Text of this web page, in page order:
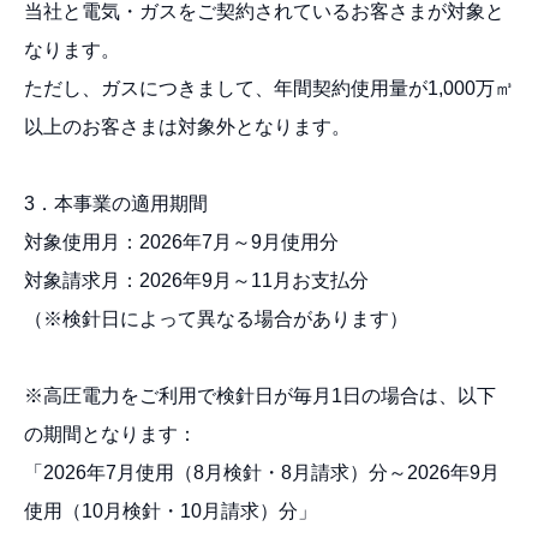
当社と電気・ガスをご契約されているお客さまが対象と
なります。
ただし、ガスにつきまして、年間契約使用量が1,000万㎥
以上のお客さまは対象外となります。
3．本事業の適用期間
対象使用月：2026年7月～9月使用分
対象請求月：2026年9月～11月お支払分
（※検針日によって異なる場合があります）
※高圧電力をご利用で検針日が毎月1日の場合は、以下
の期間となります：
「2026年7月使用（8月検針・8月請求）分～2026年9月
使用（10月検針・10月請求）分」